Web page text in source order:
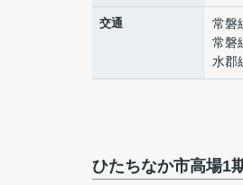
交通 常磐
常磐
水郡
ひたちなか市高場